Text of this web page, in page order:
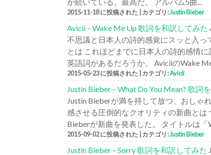
2015-11-18 に投稿された カテゴリ:Justin Bieber
Avicii – Wake Me Up 歌詞を和訳してみた
不思議と日本人の詩的感覚にスッと入っ
とは これほどまでに日本人の詩的感情
英語詞があるだろうか。 AviciiのWake Me
2015-05-23 に投稿された カテゴリ:Avicii
Justin Bieber – What Do You Mean? 歌詞
Justin Bieberが満を持して放つ、おしゃ
感させる圧倒的なクオリティの新曲とは
Bieberが新曲を発表した。 タイトルは「
2015-09-02 に投稿された カテゴリ:Justin Bieber
Justin Bieber – Sorry 歌詞を和訳してみた